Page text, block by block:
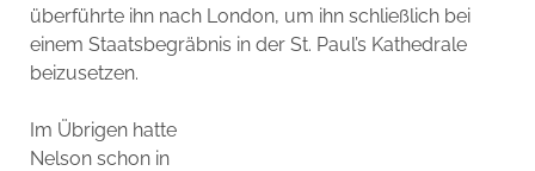
überführte ihn nach London, um ihn schließlich bei
einem Staatsbegräbnis in der St. Paul’s Kathedrale
beizusetzen.
Im Übrigen hatte
Nelson schon in